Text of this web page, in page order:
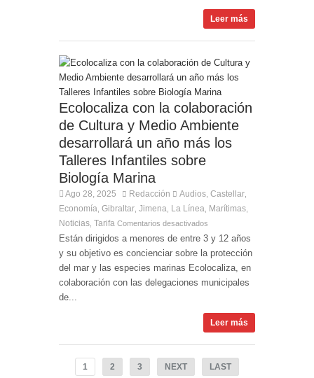
Leer más
Ecolocaliza con la colaboración
de Cultura y Medio Ambiente
desarrollará un año más los
Talleres Infantiles sobre
Biología Marina
Ago 28, 2025 Redacción Audios, Castellar,
Economía, Gibraltar, Jimena, La Línea, Marítimas,
Noticias, Tarifa Comentarios desactivados
Están dirigidos a menores de entre 3 y 12 años
y su objetivo es concienciar sobre la protección
del mar y las especies marinas Ecolocaliza, en
colaboración con las delegaciones municipales
de...
Leer más
1 2 3 NEXT LAST